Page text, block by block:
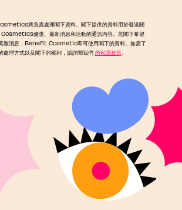
將負責處理閣下資料。閣下提供的資料用於發送關
優惠、最新消息和活動的通訊內容。若閣下希望
妝消息，Benefit Cosmetic即可使用閣下的資料。如需了
處理方式以及閣下的權利，請詳閱我們 的私隱政策。